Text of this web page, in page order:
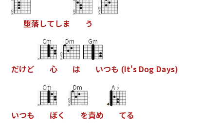
堕落してしま う
だけど
Cm
心
Dm
は
Gm
いつも (It's Dog Days)
いつも
Cm
ぼく
Dm
を責め
A♭
てる